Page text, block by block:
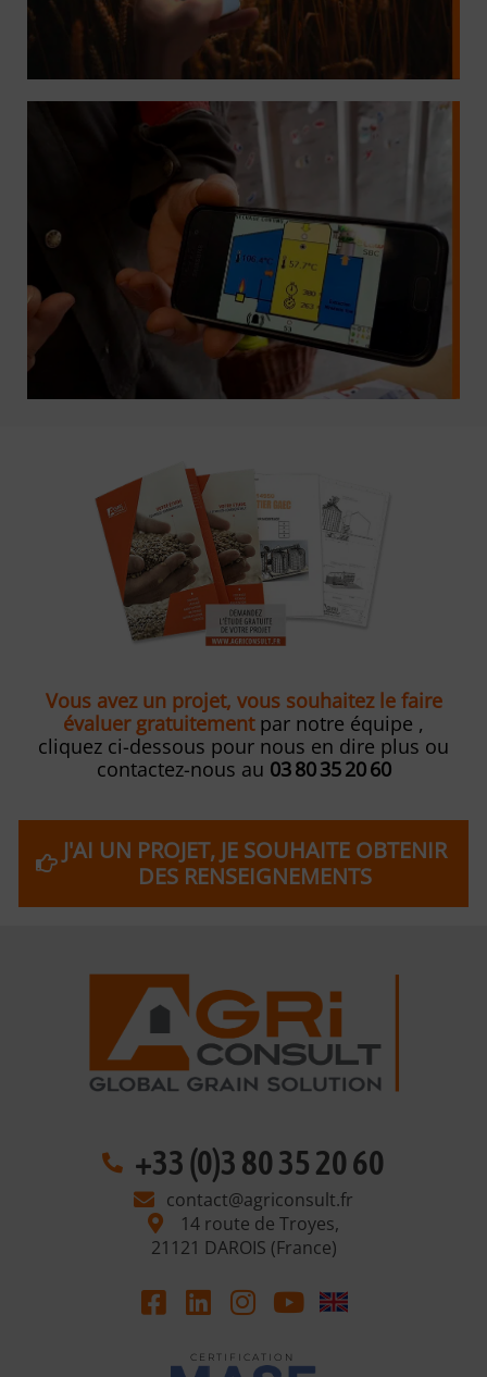
Vous avez un projet, vous souhaitez le faire
évaluer gratuitementpar notre équipe ,
cliquez ci-dessous pour nous en dire plus ou
contactez-nous au 03 80 35 20 60
J'AI UN PROJET, JE SOUHAITE OBTENIR
DES RENSEIGNEMENTS
+33 (0)3 80 35 20 60
contact@agriconsult.fr
14 route de Troyes,
21121 DAROIS (France)
C E R T I F I C A T I O N